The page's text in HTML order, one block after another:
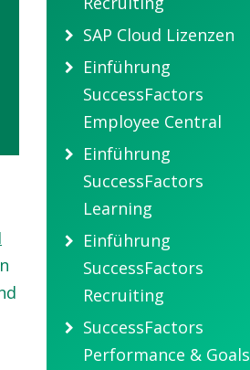
SAP Cloud Lizenzen
Einführung
SuccessFactors
Employee Central
Einführung
SuccessFactors
Learning
Einführung
SuccessFactors
Recruiting
SuccessFactors
Performance & Goals